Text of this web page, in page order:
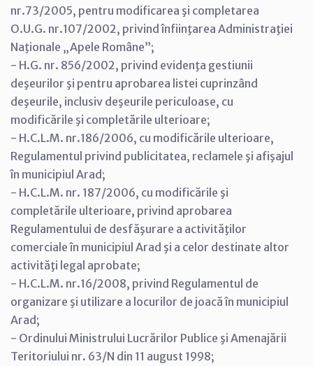
nr.73/2005, pentru modificarea şi completarea
O.U.G. nr.107/2002, privind înfiinţarea Administraţiei
Naţionale „Apele Române”;
- H.G. nr. 856/2002, privind evidenţa gestiunii
deşeurilor şi pentru aprobarea listei cuprinzând
deşeurile, inclusiv deşeurile periculoase, cu
modificările şi completările ulterioare;
- H.C.L.M. nr.186/2006, cu modificările ulterioare,
Regulamentul privind publicitatea, reclamele şi afişajul
în municipiul Arad;
- H.C.L.M. nr. 187/2006, cu modificările şi
completările ulterioare, privind aprobarea
Regulamentului de desfăşurare a activităţilor
comerciale în municipiul Arad şi a celor destinate altor
activităţi legal aprobate;
- H.C.L.M. nr.16/2008, privind Regulamentul de
organizare şi utilizare a locurilor de joacă în municipiul
Arad;
- Ordinului Ministrului Lucrărilor Publice şi Amenajării
Teritoriului nr. 63/N din 11 august 1998;